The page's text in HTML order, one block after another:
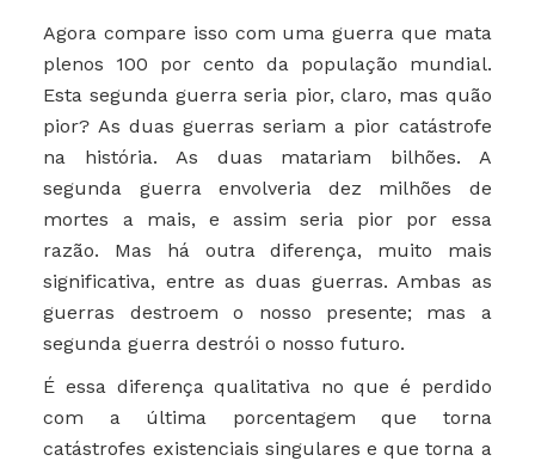
Agora compare isso com uma guerra que mata
plenos 100 por cento da população mundial.
Esta segunda guerra seria pior, claro, mas quão
pior? As duas guerras seriam a pior catástrofe
na história. As duas matariam bilhões. A
segunda guerra envolveria dez milhões de
mortes a mais, e assim seria pior por essa
razão. Mas há outra diferença, muito mais
significativa, entre as duas guerras. Ambas as
guerras destroem o nosso presente; mas a
segunda guerra destrói o nosso futuro.
É essa diferença qualitativa no que é perdido
com a última porcentagem que torna
catástrofes existenciais singulares e que torna a